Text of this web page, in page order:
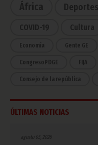
África
Deportes
COVID-19 Cultura
Economía Gente GE
CongresoPDGE FIJA
Consejo de la república
ÚLTIMAS NOTICIAS